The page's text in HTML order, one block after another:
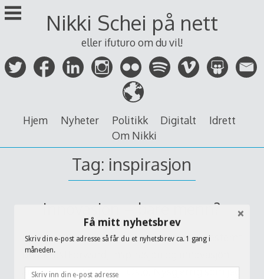
Skip
to
Nikki Schei på nett
eller ifuturo om du vil!
Hjem Nyheter Politikk Digitalt
Idrett
Om Nikki
Tag: inspirasjon
Innovasjon – bare menn?
Da har man vært på seminar, nærmere bestemt
BreakFastForward, inspirasjon og innovasjon
arrangert av McCann i Oslo. Nysgjerrig som jeg
Få mitt nyhetsbrev
Skriv din e-post adresse så får du et nyhetsbrev ca. 1 gang i
måneden.